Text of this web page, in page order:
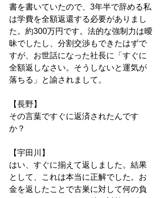
書を書いていたので、3年半で辞める私
は学費を全額返還する必要がありまし
た。約300万円です。法的な強制力は曖
昧でしたし、分割交渉もできたはずで
すが、お世話になった社長に「すぐに
全額返しなさい。そうしないと運気が
落ちる」と諭されまして。
【長野】
その言葉ですぐに返済されたんです
か？
【宇田川】
はい、すぐに揃えて返しました。結果
として、これは本当に正解でした。お
金を返したことで古巣に対して何の負